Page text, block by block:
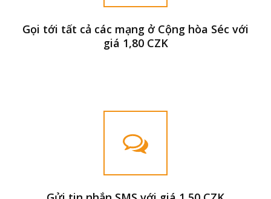
Gọi tới tất cả các mạng ở Cộng hòa Séc với
giá 1,80 CZK